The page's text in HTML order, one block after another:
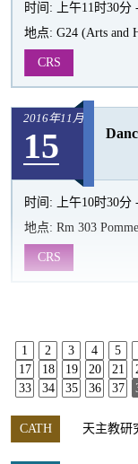
时间:
上午11时30
地点: G24 (Arts and
CRS
2016年11月
15
时间:
上午10时30
地点: Rm 303
CRS
1 2 3 4 5
17
18 19 20 21
33
34 35 36 37
CATH 天主教研